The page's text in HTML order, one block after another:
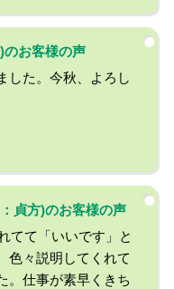
のお客様の声
した。今秋、よろし
貞方)のお客様の声
てて「いいです」と
色々説明してくれて
。仕事が素早くきち